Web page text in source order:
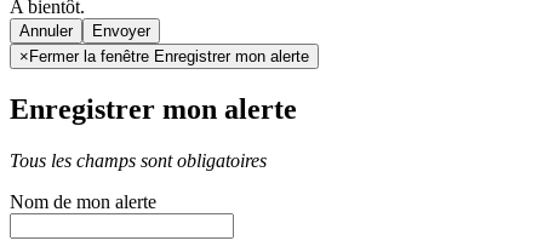
A bientôt.
Annuler
× Fermer la fenêtre Enregistrer mon alerte
Enregistrer mon alerte
Tous les champs sont obligatoires
Nom de mon alerte